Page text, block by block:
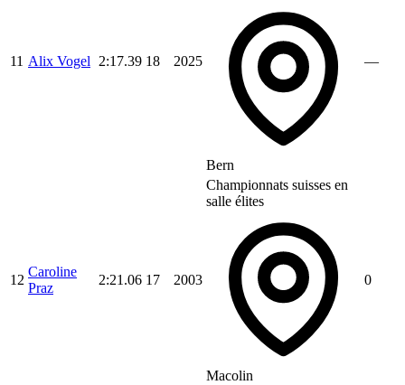
11 Alix Vogel 2:17.39 18 2025
Bern
—
12
Caroline
Praz
2:21.06 17 2003
Championnats suisses en
salle élites
Macolin
0